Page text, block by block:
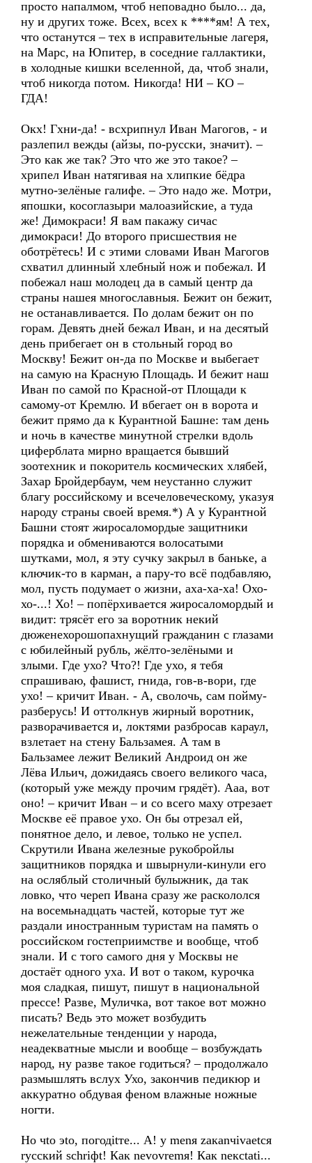
просто напалмом, чтоб неповадно было... да,
ну и других тоже. Всех, всех к ****ям! А тех,
что останутся – тех в исправительные лагеря,
на Марс, на Юпитер, в соседние галлактики,
в холодные кишки вселенной, да, чтоб знали,
чтоб никогда потом. Никогда! НИ – КО –
ГДА!
Окх! Гхни-да! - всхрипнул Иван Магогов, - и
разлепил вежды (айзы, по-русски, значит). –
Это как же так? Это что же это такое? –
хрипел Иван натягивая на хлипкие бёдра
мутно-зелёные галифе. – Это надо же. Мотри,
япошки, косоглазыри малоазийские, а туда
же! Димокраси! Я вам пакажу сичас
димокраси! До второго присшествия не
оботрётесь! И с этими словами Иван Магогов
схватил длинный хлебный нож и побежал. И
побежал наш молодец да в самый центр да
страны нашея многославныя. Бежит он бежит,
не останавливается. По долам бежит он по
горам. Девять дней бежал Иван, и на десятый
день прибегает он в стольный город во
Москву! Бежит он-да по Москве и выбегает
на самую на Красную Площадь. И бежит наш
Иван по самой по Красной-от Площади к
самому-от Кремлю. И вбегает он в ворота и
бежит прямо да к Курантной Башне: там день
и ночь в качестве минутной стрелки вдоль
циферблата мирно вращается бывший
зоотехник и покоритель космических хлябей,
Захар Бройдербаум, чем неустанно служит
благу российскому и всечеловеческому, указуя
народу страны своей время.*) А у Курантной
Башни стоят жиросаломордые защитники
порядка и обмениваются волосатыми
шутками, мол, я эту сучку закрыл в баньке, а
ключик-то в карман, а пару-то всё подбавляю,
мол, пусть подумает о жизни, аха-ха-ха! Охо-
хо-...! Хо! – попёрхивается жиросаломордый и
видит: трясёт его за воротник некий
дюженехорошопахнущий гражданин с глазами
с юбилейный рубль, жёлто-зелёными и
злыми. Где ухо? Что?! Где ухо, я тебя
спрашиваю, фашист, гнида, гов-в-вори, где
ухо! – кричит Иван. - А, сволочь, сам пойму-
разберусь! И оттолкнув жирный воротник,
разворачивается и, локтями разбросав караул,
взлетает на стену Бальзамея. А там в
Бальзамее лежит Великий Андроид он же
Лёва Ильич, дожидаясь своего великого часа,
(который уже между прочим грядёт). Ааа, вот
оно! – кричит Иван – и со всего маху отрезает
Москве её правое ухо. Он бы отрезал ей,
понятное дело, и левое, только не успел.
Скрутили Ивана железные рукобройлы
защитников порядка и швырнули-кинули его
на осляблый столичный булыжник, да так
ловко, что череп Ивана сразу же раскололся
на восемьнадцать частей, которые тут же
раздали иностранным туристам на память о
российском гостеприимстве и вообще, чтоб
знали. И с того самого дня у Москвы не
достаёт одного уха. И вот о таком, курочка
моя сладкая, пишут, пишут в национальной
прессе! Разве, Муличка, вот такое вот можно
писать? Ведь это может возбудить
нежелательные тенденции у народа,
неадекватные мысли и вообще – возбуждать
народ, ну разве такое годиться? – продолжало
размышлять вслух Ухо, закончив педикюр и
аккуратно обдувая феном влажные ножные
ногти.
Но чtо эtо, погодitте... А! у mеnя zакаnчivаеtся
rусский schriфt! Как nеvоvrеmя! Как nексtаti...